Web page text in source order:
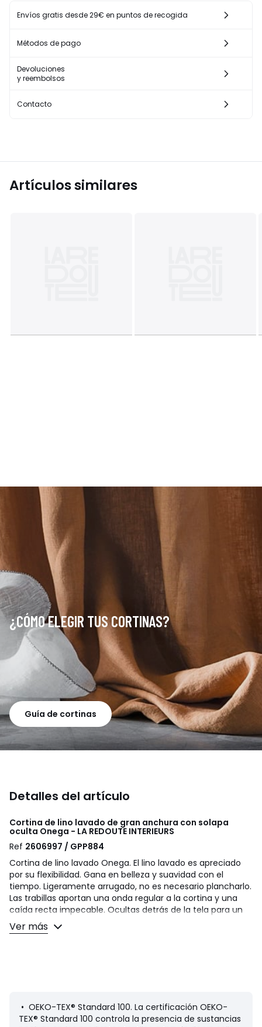
Envíos gratis desde 29€ en puntos de recogida
Métodos de pago
Devoluciones
y reembolsos
Contacto
Artículos similares
¿CÓMO ELEGIR TUS CORTINAS?
Guía de cortinas
Detalles del artículo
Cortina de lino lavado de gran anchura con solapa
oculta Onega - LA REDOUTE INTERIEURS
Ref 2606997 / GPP884
Cortina de lino lavado Onega. El lino lavado es apreciado
por su flexibilidad. Gana en belleza y suavidad con el
tiempo. Ligeramente arrugado, no es necesario plancharlo.
Las trabillas aportan una onda regular a la cortina y una
caída recta impecable. Ocultas detrás de la tela para un
acabado perfecto, también ocultan la varilla.
• Acabado de los bajos: dobladillo sencillo
Ver más
• OEKO-TEX® Standard 100. La certificación OEKO-
TEX® Standard 100 controla la presencia de sustancias